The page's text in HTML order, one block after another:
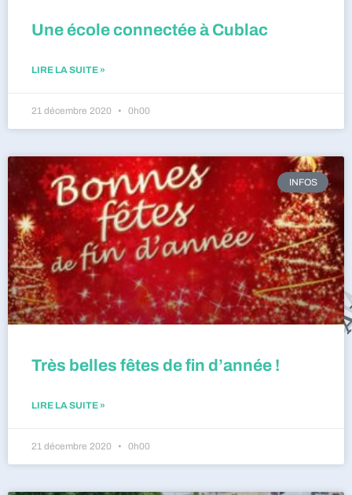
Une école connectée à Cublac
LIRE LA SUITE »
21 décembre 2020 0h00
INFOS
Très belles fêtes de fin d’année !
LIRE LA SUITE »
21 décembre 2020 0h00